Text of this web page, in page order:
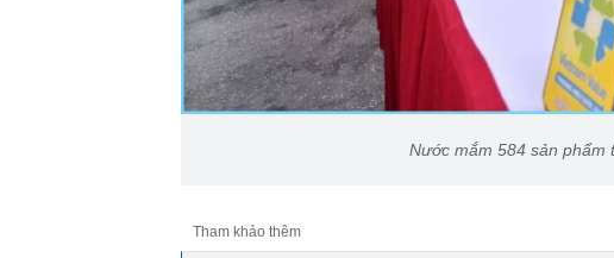
Nước mắm 584 sản phẩm
Tham khảo thêm